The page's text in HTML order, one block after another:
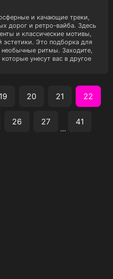
и качающие треки,
дорог и ретро-вайба. Здесь
и классические мотивы,
эстетики. Это подборка для
необычные ритмы. Заходите,
унесут вас в другое
19 20 21 22
26 27
...
41